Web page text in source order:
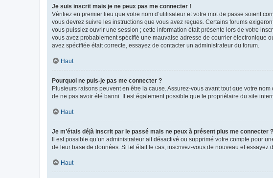
Je suis inscrit mais je ne peux pas me connecter !
Vérifiez en premier lieu que votre nom d’utilisateur et votre mot de passe soient
vous devrez suivre les instructions que vous avez reçues. Certains forums
vous puissiez ouvrir une session ; cette information était présente lors de votre
vous avez probablement spécifié une mauvaise adresse de courrier électronique
avez spécifiée était correcte, essayez de contacter un administrateur du forum.
Haut
Pourquoi ne puis-je pas me connecter ?
Plusieurs raisons peuvent en être la cause. Assurez-vous avant tout que votre
de ne pas avoir été banni. Il est également possible que le propriétaire du site
Haut
Je m’étais déjà inscrit par le passé mais ne peux à présent plus me connecter
Il est possible qu’un administrateur ait désactivé ou supprimé votre compte pour
de leur base de données. Si tel était le cas, inscrivez-vous de nouveau et essayez
Haut